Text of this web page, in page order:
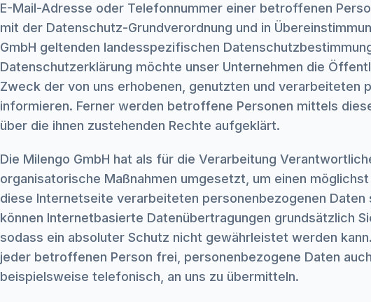
E-Mail-Adresse oder Telefonnummer einer betroffenen
mit der Datenschutz-Grundverordnung und in
GmbH geltenden landesspezifischen
Datenschutzerklärung möchte unser Unternehmen die
Zweck der von uns erhobenen, genutzten und verarbeiteten
informieren. Ferner werden betroffene Personen mittels
über die ihnen zustehenden Rechte aufgeklärt.
Die Milengo GmbH hat als für die Verarbeitung
organisatorische Maßnahmen umgesetzt, um einen
diese Internetseite verarbeiteten personenbezogenen Daten
können Internetbasierte Datenübertragungen grundsätzlich
sodass ein absoluter Schutz nicht gewährleistet werden
jeder betroffenen Person frei, personenbezogene Daten
beispielsweise telefonisch, an uns zu übermitteln.